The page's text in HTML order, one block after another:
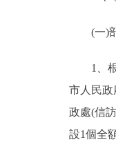
政務服務
(一)部
1、根
市人民政
政處(信
設1個全